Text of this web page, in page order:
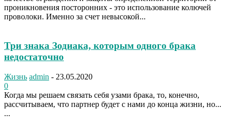
проникновения посторонних - это использование колючей
проволоки. Именно за счет невысокой...
Три знака Зодиака, которым одного брака
недостаточно
Жизнь admin - 23.05.2020
0
Когда мы решаем связать себя узами брака, то, конечно,
рассчитываем, что партнер будет с нами до конца жизни, но...
...